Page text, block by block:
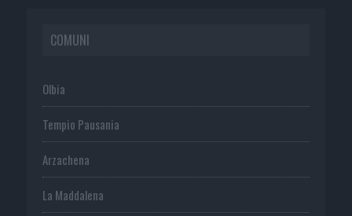
COMUNI
Olbia
Tempio Pausania
Arzachena
La Maddalena